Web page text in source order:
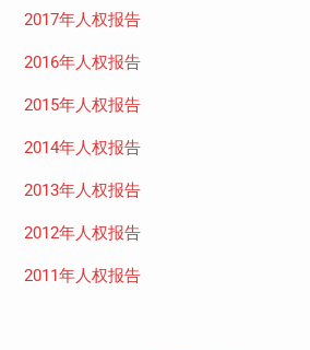
2017年人权报告
2016年人权报告
2015年人权报告
2014年人权报告
2013年人权报告
2012年人权报告
2011年人权报告